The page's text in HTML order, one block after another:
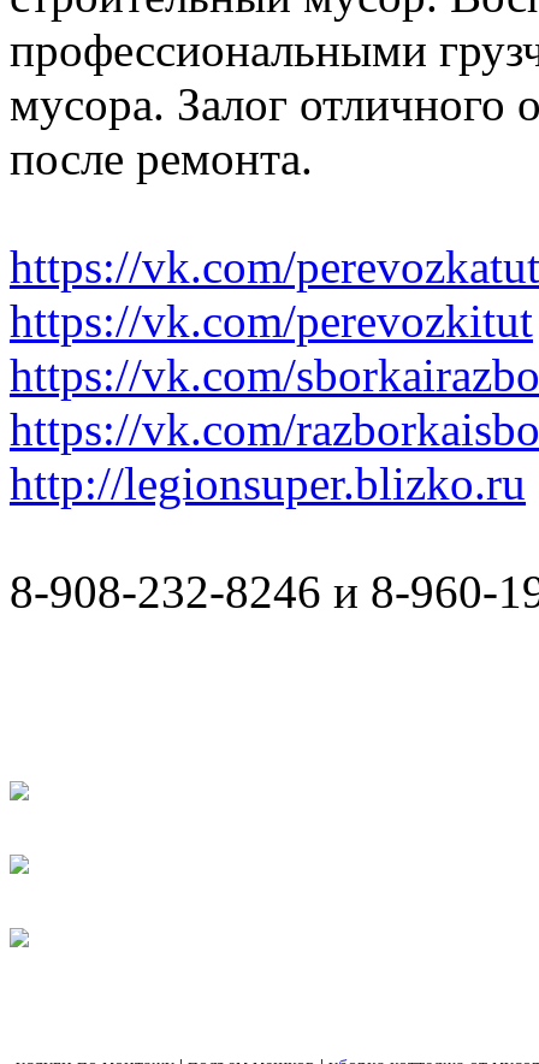
профессиональными
мусора. Залог отличного
после ремонта.
https://vk.com/perevozkatut
https://vk.com/perevozkitut
https://vk.com/
https://vk.com/
http://legionsuper.blizko.ru
8-908-232-8246 и 8-960-